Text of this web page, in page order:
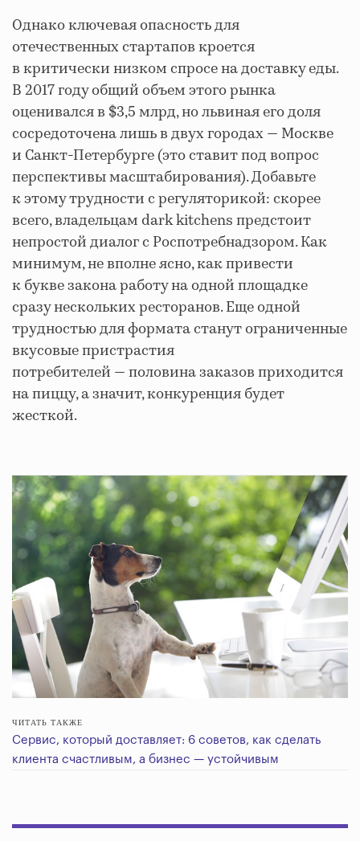
Однако ключевая опасность для
отечественных стартапов кроется
в критически низком спросе на доставку еды.
В 2017 году общий объем этого рынка
оценивался в $3,5 млрд, но львиная его доля
сосредоточена лишь в двух городах — Москве
и Санкт-Петербурге (это ставит под вопрос
перспективы масштабирования). Добавьте
к этому трудности с регуляторикой: скорее
всего, владельцам dark kitchens предстоит
непростой диалог с Роспотребнадзором. Как
минимум, не вполне ясно, как привести
к букве закона работу на одной площадке
сразу нескольких ресторанов. Еще одной
трудностью для формата станут ограниченные
вкусовые пристрастия
потребителей — половина заказов приходится
на пиццу, а значит, конкуренция будет
жесткой.
ЧИТАТЬ ТАКЖЕ
Сервис, который доставляет: 6 советов, как сделать
клиента счастливым, а бизнес — устойчивым